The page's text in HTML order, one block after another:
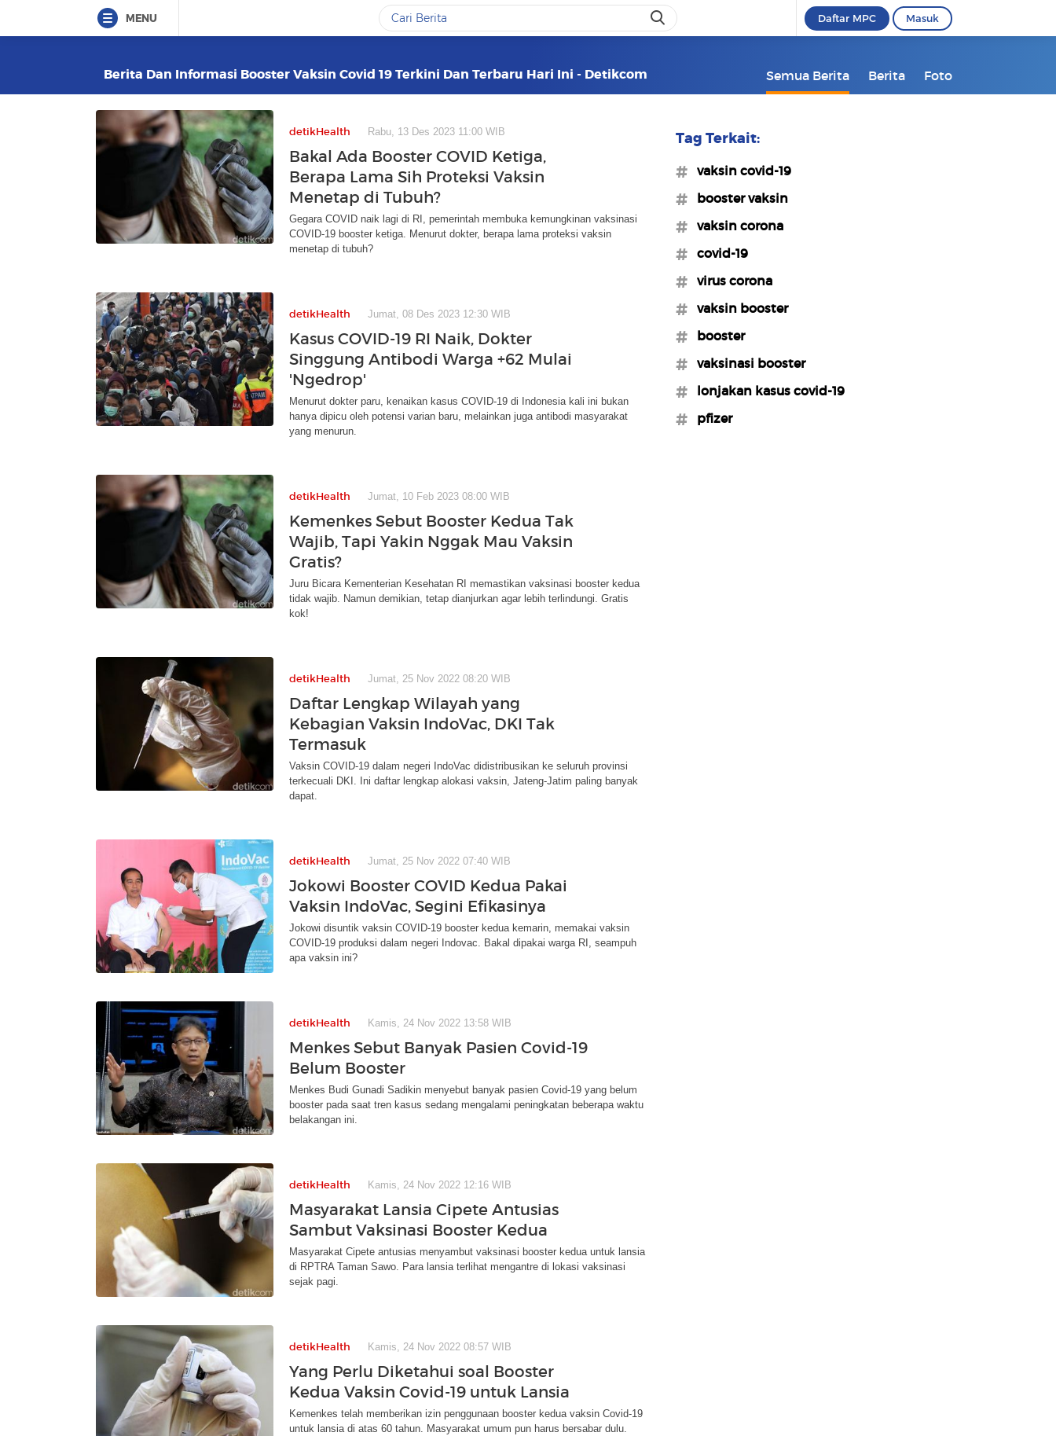
MENU Daftar MPC Masuk
Berita Dan Informasi Booster Vaksin Covid 19 Terkini Dan Terbaru Hari Ini - Detikcom Semua Berita Berita Foto
detikHealth Rabu, 13 Des 2023 11:00 WIB
Bakal Ada Booster COVID Ketiga,
Berapa Lama Sih Proteksi Vaksin
Menetap di Tubuh?
Gegara COVID naik lagi di RI, pemerintah membuka kemungkinan vaksinasi
COVID-19 booster ketiga. Menurut dokter, berapa lama proteksi vaksin
menetap di tubuh?
detikHealth Jumat, 08 Des 2023 12:30 WIB
Kasus COVID-19 RI Naik, Dokter
Singgung Antibodi Warga +62 Mulai
'Ngedrop'
Menurut dokter paru, kenaikan kasus COVID-19 di Indonesia kali ini bukan
hanya dipicu oleh potensi varian baru, melainkan juga antibodi masyarakat
yang menurun.
detikHealth Jumat, 10 Feb 2023 08:00 WIB
Kemenkes Sebut Booster Kedua Tak
Wajib, Tapi Yakin Nggak Mau Vaksin
Gratis?
Juru Bicara Kementerian Kesehatan RI memastikan vaksinasi booster kedua
tidak wajib. Namun demikian, tetap dianjurkan agar lebih terlindungi. Gratis
kok!
detikHealth Jumat, 25 Nov 2022 08:20 WIB
Daftar Lengkap Wilayah yang
Kebagian Vaksin IndoVac, DKI Tak
Termasuk
Vaksin COVID-19 dalam negeri IndoVac didistribusikan ke seluruh provinsi
terkecuali DKI. Ini daftar lengkap alokasi vaksin, Jateng-Jatim paling banyak
dapat.
detikHealth Jumat, 25 Nov 2022 07:40 WIB
Jokowi Booster COVID Kedua Pakai
Vaksin IndoVac, Segini Efikasinya
Jokowi disuntik vaksin COVID-19 booster kedua kemarin, memakai vaksin
COVID-19 produksi dalam negeri Indovac. Bakal dipakai warga RI, seampuh
apa vaksin ini?
detikHealth Kamis, 24 Nov 2022 13:58 WIB
Menkes Sebut Banyak Pasien Covid-19
Belum Booster
Menkes Budi Gunadi Sadikin menyebut banyak pasien Covid-19 yang belum
booster pada saat tren kasus sedang mengalami peningkatan beberapa waktu
belakangan ini.
detikHealth Kamis, 24 Nov 2022 12:16 WIB
Masyarakat Lansia Cipete Antusias
Sambut Vaksinasi Booster Kedua
Masyarakat Cipete antusias menyambut vaksinasi booster kedua untuk lansia
di RPTRA Taman Sawo. Para lansia terlihat mengantre di lokasi vaksinasi
sejak pagi.
detikHealth Kamis, 24 Nov 2022 08:57 WIB
Yang Perlu Diketahui soal Booster
Kedua Vaksin Covid-19 untuk Lansia
Kemenkes telah memberikan izin penggunaan booster kedua vaksin Covid-19
untuk lansia di atas 60 tahun. Masyarakat umum pun harus bersabar dulu.
Tag Terkait:
#vaksin covid-19
#booster vaksin
#vaksin corona
#covid-19
#virus corona
#vaksin booster
#booster
#vaksinasi booster
#lonjakan kasus covid-19
#pfizer